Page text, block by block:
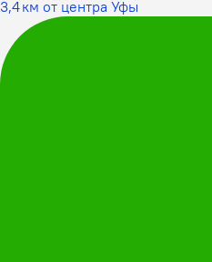
3,4 км от центра Уфы